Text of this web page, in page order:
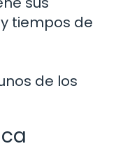
tiempos de
de los